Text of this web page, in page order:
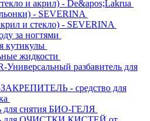
и акрил) - De&apos;Lakrua
- SEVERINA
и стекло) - SEVERINA
за ногтями
кутикулы
жидкости
Универсальный разбавитель для
- средство для
для снятия БИО-ГЕЛЯ